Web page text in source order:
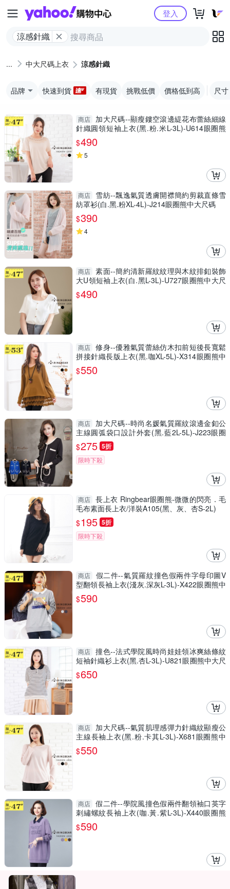
Yahoo購物中心
涼感針織
登入
中大尺碼上衣 涼感針織
品牌 快速到貨 有現貨 挑戰低價 價格低到高 尺寸
商店
加大尺碼--顯瘦鏤空滾邊緹花布蕾絲細線
針織圓領短袖上衣(黑.粉.米L-3L)-U614眼圈熊
中大尺碼
$490
5
商店
雪紡--飄逸氣質透膚開襟簡約剪裁直條雪
紡罩衫(白.黑.粉XL-4L)-J214眼圈熊中大尺碼
$390
4
商店 素面--簡約清新羅紋紋理與木紋排釦裝飾
大U領短袖上衣(白.黑L-3L)-U727眼圈熊中大尺
碼
$490
商店 修身--優雅氣質蕾絲仿木扣前短後長寬鬆
拼接針織長版上衣(黑.咖XL-5L)-X314眼圈熊中
大尺碼
$550
商店
加大尺碼--時尚名媛氣質羅紋滾邊金釦公
主線圓弧袋口設計外套(黑.藍2L-5L)-J223眼圈
熊中大尺碼
$275 5折
限時下殺
商店 長上衣 Ringbear眼圈熊-微微的閃亮．毛
毛布素面長上衣/洋裝A105(黑、灰、杏S-2L)
$195 5折
限時下殺
商店
假二件--氣質羅紋撞色假兩件字母印圖V
型翻領長袖上衣(淺灰.深灰L-3L)-X422眼圈熊中
大尺碼
$590
商店 撞色--法式學院風時尚娃娃領冰爽絲條紋
短袖針織衫上衣(黑.杏L-3L)-U821眼圈熊中大尺
碼
$650
商店
加大尺碼--氣質肌理感彈力針織紋顯瘦公
主線長袖上衣(黑.粉.卡其L-3L)-X681眼圈熊中
大尺碼
$550
商店 假二件--學院風撞色假兩件翻領袖口英字
刺繡螺紋長袖上衣(咖.黃.紫L-3L)-X440眼圈熊
中大尺碼
$590